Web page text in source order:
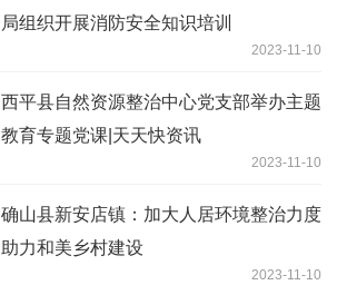
局组织开展消防安全知识培训
2023-11-10
西平县自然资源整治中心党支部举办主题
教育专题党课|天天快资讯
2023-11-10
确山县新安店镇：加大人居环境整治力度
助力和美乡村建设
2023-11-10